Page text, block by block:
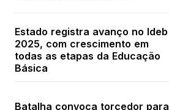
Estado registra avanço no Ideb
2025, com crescimento em
todas as etapas da Educação
Básica
Batalha convoca torcedor para